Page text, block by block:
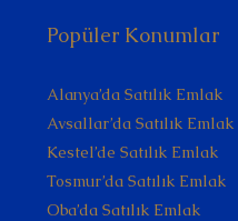
Popüler Konumlar
Alanya’da Satılık Emlak
Avsallar’da Satılık Emlak
Kestel’de Satılık Emlak
Tosmur’da Satılık Emlak
Oba’da Satılık Emlak